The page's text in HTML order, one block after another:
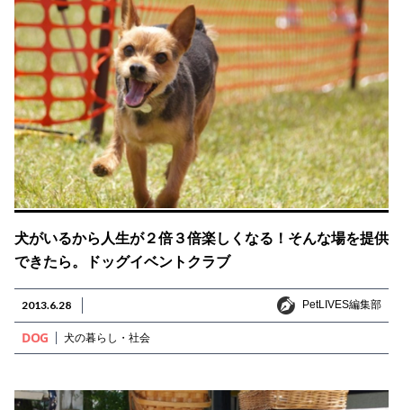
犬がいるから人生が２倍３倍楽しくなる！そんな場を提供
できたら。ドッグイベントクラブ
2013.6.28 PetLIVES編集部
PetLIVES編集部
DOG 犬の暮らし・社会